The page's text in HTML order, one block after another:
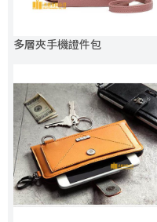
多層夾手機證件包